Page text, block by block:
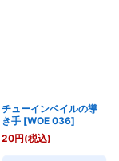
チューインベイルの導
き手 [WOE 036]
20円(税込)